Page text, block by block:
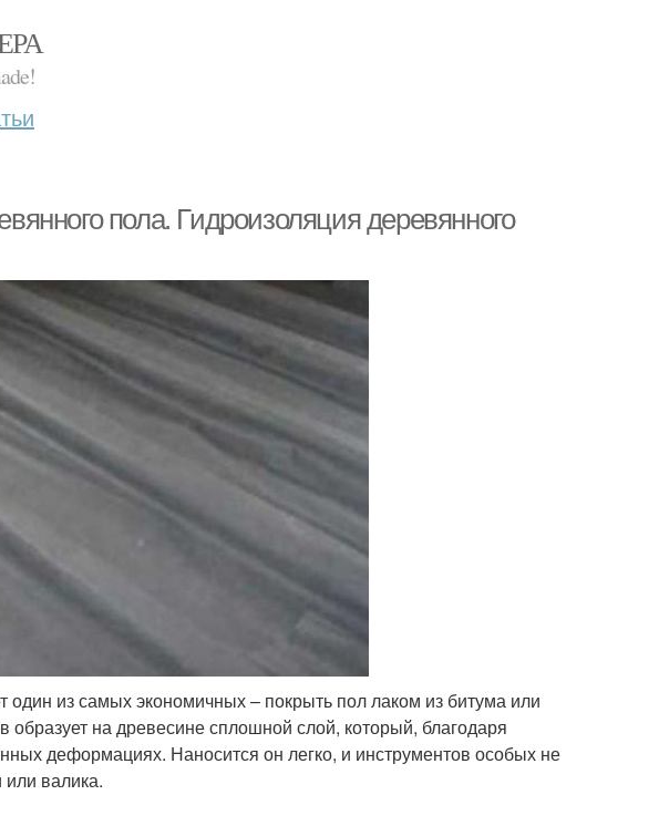
пола. Гидроизоляция деревянного
один из самых экономичных – покрыть пол лаком из битума или
на древесине сплошной слой, который, благодаря
деформациях. Наносится он легко, и инструментов особых не
валика.